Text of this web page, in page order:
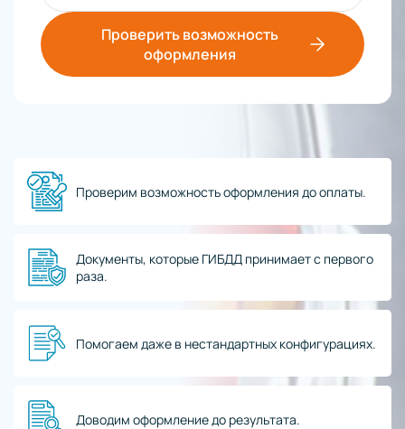
Проверить возможность
оформления
Проверим возможность оформления до оплаты.
Документы, которые ГИБДД принимает с первого
раза.
Помогаем даже в нестандартных конфигурациях.
Доводим оформление до результата.